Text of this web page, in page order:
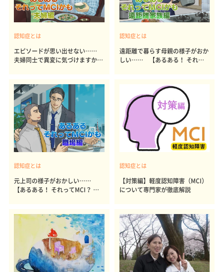
認知症とは
エピソードが思い出せない……
夫婦同士で異変に気づけますか？
認知症とは
遠距離で暮らす母親の様子がおか
しい…… 【あるある！ それっ
認知症とは
元上司の様子がおかしい……
【あるある！ それってMCI？ 認
認知症とは
【対策編】軽度認知障害（MCI）
について専門家が徹底解説